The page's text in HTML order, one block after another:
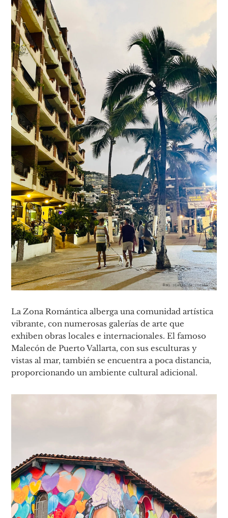
La Zona Romántica alberga una comunidad artística
vibrante, con numerosas galerías de arte que
exhiben obras locales e internacionales. El famoso
Malecón de Puerto Vallarta, con sus esculturas y
vistas al mar, también se encuentra a poca distancia,
proporcionando un ambiente cultural adicional.